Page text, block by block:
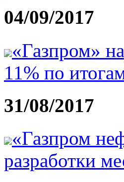
04/09/2017
«Газпром»
11% по
31/08/2017
«Газпром
разработки